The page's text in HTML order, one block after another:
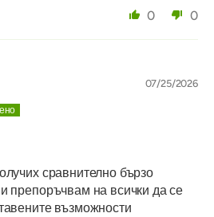
0 0
07/25/2026
сравнително бързо
препоръчвам на всички да се
възможности